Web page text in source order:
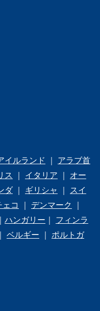
イルランド
アラブ首
ス イタリア
オー
ダ｜ ギリシャ
スイ
ェコ デンマーク
ハンガリー
フィンラ
ベルギー
ポルトガ